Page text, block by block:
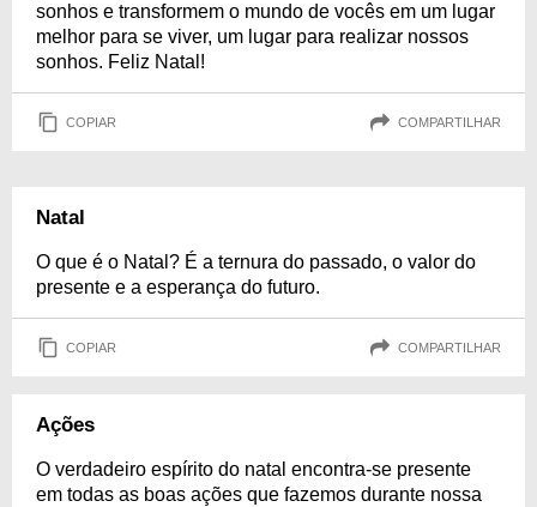
sonhos e transformem o mundo de vocês em um lugar
melhor para se viver, um lugar para realizar nossos
sonhos. Feliz Natal!
COPIAR COMPARTILHAR
Natal
O que é o Natal? É a ternura do passado, o valor do
presente e a esperança do futuro.
COPIAR COMPARTILHAR
Ações
O verdadeiro espírito do natal encontra-se presente
em todas as boas ações que fazemos durante nossa